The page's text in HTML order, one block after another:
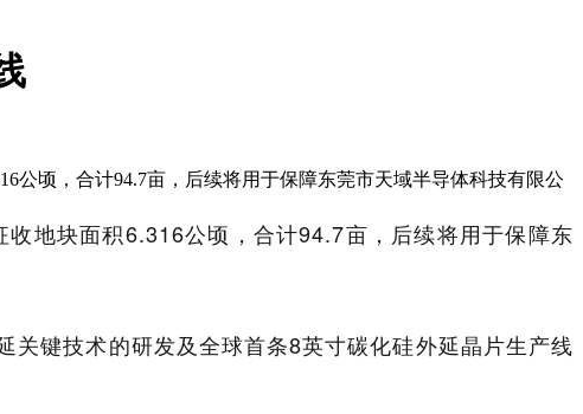
公顷，合计94.7亩，后续将用于保障东莞市天域半导体科技有限公
地块面积6.316公顷，合计94.7亩，后续将用于保障东
键技术的研发及全球首条8英寸碳化硅外延晶片生产线